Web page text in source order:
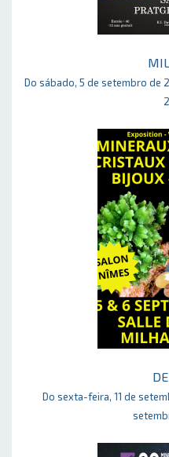
Do sábado, 5 de setembro de
Do sexta-feira, 11 de